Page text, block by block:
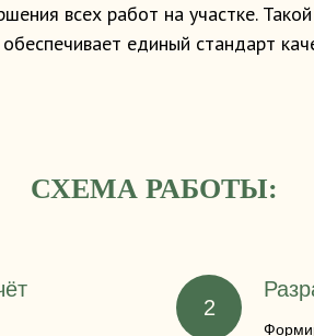
всех работ на участке.
единый стандарт
СХЕМА РАБОТЫ: